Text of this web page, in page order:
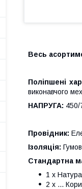
Весь
Поліпшені
виконавчого
НАПРУГА: 450/
Провідник:
Ізоляція:
Стандартна
1 x
2 x ...